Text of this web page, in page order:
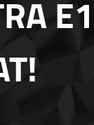
E1